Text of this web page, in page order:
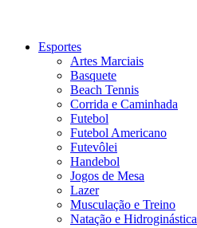
Esportes
Artes Marciais
Basquete
Beach Tennis
Corrida e Caminhada
Futebol
Futebol Americano
Futevôlei
Handebol
Jogos de Mesa
Lazer
Musculação e Treino
Natação e Hidroginástica